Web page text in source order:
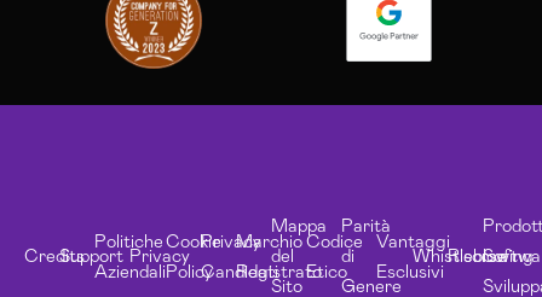
CreditsSupport
Politiche
Aziendali
Privacy
Cookie
Policy
Privacy
Candidati
Marchio
Registrato
Mappa
del
Sito
Codice
Etico
Parità
di
Genere
Vantaggi
Esclusivi
Whistleblowing
Risorse